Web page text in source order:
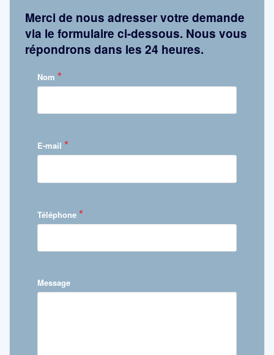
Merci de nous adresser votre demande
via le formulaire ci-dessous. Nous vous
répondrons dans les 24 heures.
Nom *
E-mail *
Téléphone *
Message